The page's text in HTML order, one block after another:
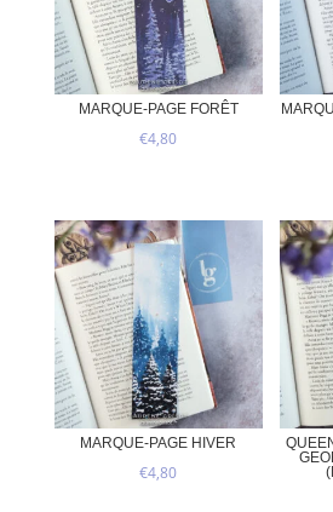
MARQUE-PAGE FORÊT
€4,80
MARQUE-PAGE HIVER
€4,80